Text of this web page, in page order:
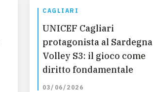
CAGLIARI
UNICEF Cagliari
protagonista al Sardegna
Volley S3: il gioco come
diritto fondamentale
03/06/2026